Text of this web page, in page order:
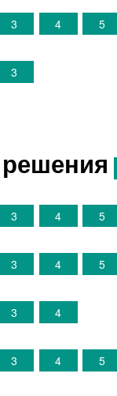
3 4 5
3
3 4 5
3 4 5
3 4
3 4 5